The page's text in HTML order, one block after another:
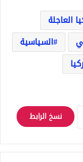
العاجلة
السياسية
نسخ الرابط